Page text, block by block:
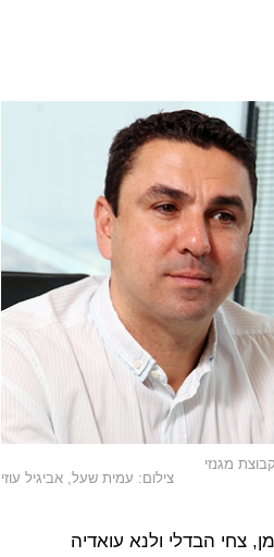
מגנזי
צילום: עמית שעל, אביגיל עוזי
צחי הבדלי ולנא עואדיה